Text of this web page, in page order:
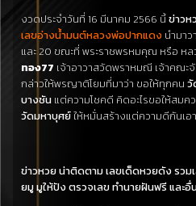
งวดประจำวันที่ 16 มีนาคม 2566 นี้ข่าวห
เลขอ่างน้ำมนต์หลวงพ่อปากแดง นำมา
และ 20 ขณะที่ พระราชพรหมคุณ หรือ ห
ทอง77 เจ้าอาวาสวัดพราหมณี เจ้าคณะ
กล่าวให้พรญาติโยมที่มาว่า ขอให้ทุกคน วั
บางชัน แต่ความโชคดี คิดอะไรขอให้สม
วัดมหาบุศย์ให้หมั่นสร้างแต่ความดีกันเอ
ข่าวหวย น่าติดตาม เลขเด็ดหวยดัง รว
ยมู มูให้ปัง ตรวจเลข ทำนายฝันฟรี และอื่